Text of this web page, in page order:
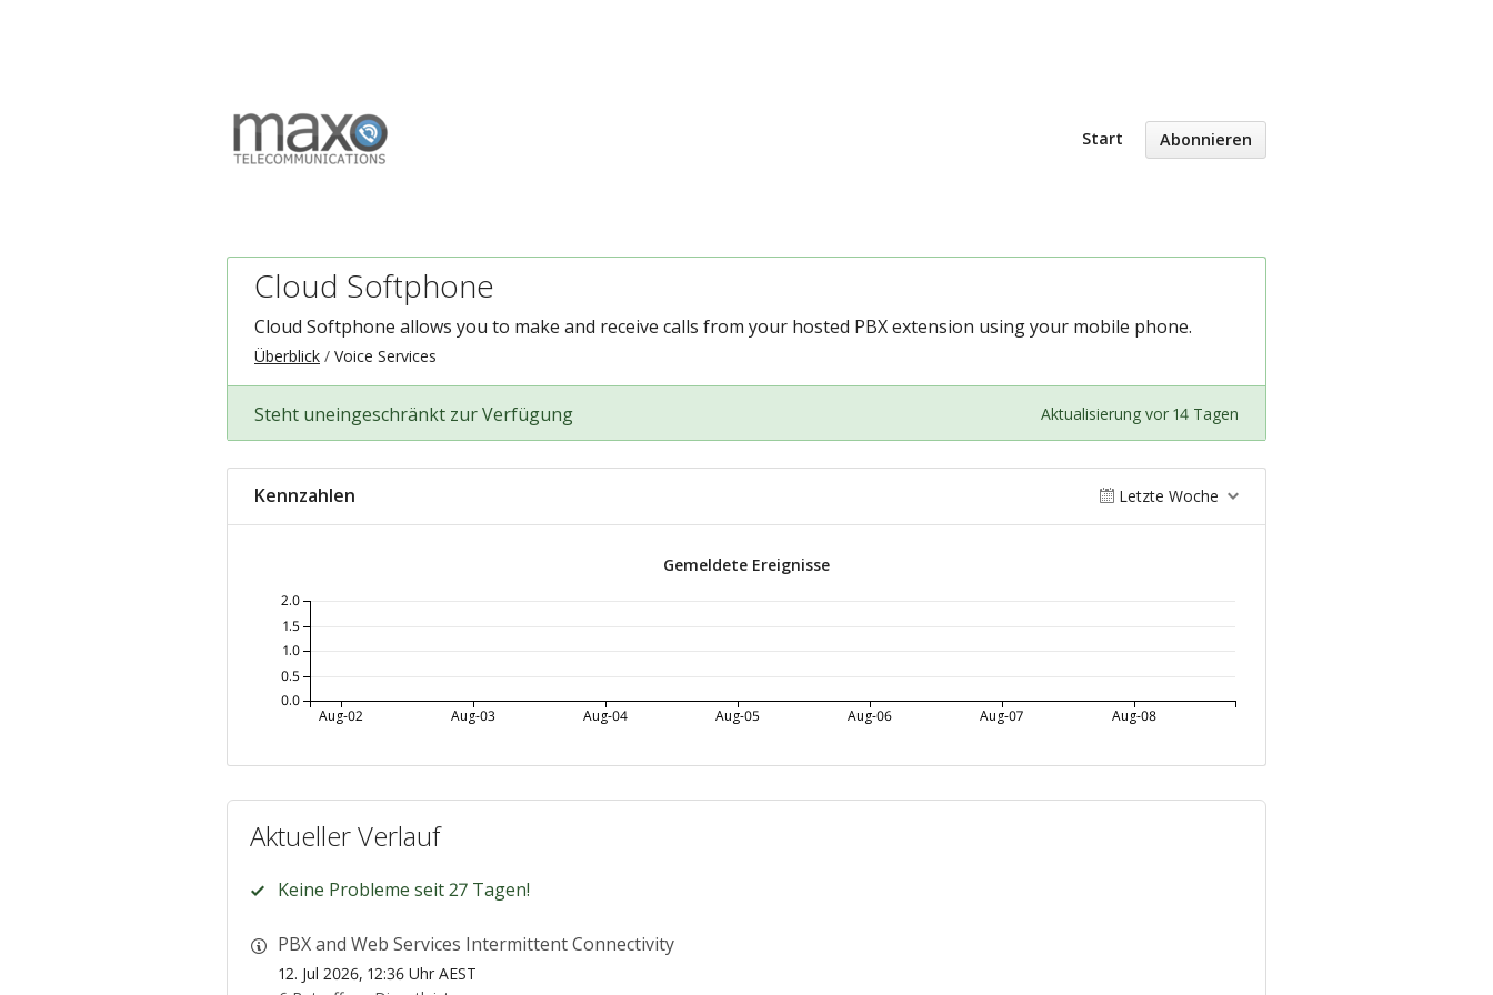
Start Abonnieren
Cloud Softphone
Cloud Softphone allows you to make and receive calls from your hosted PBX extension using your mobile phone.
Überblick Voice Services
Steht uneingeschränkt zur Verfügung Aktualisierung vor 14 Tagen
Kennzahlen Letzte Woche
Gemeldete Ereignisse
Aug-02 Aug-03 Aug-04 Aug-05 Aug-06 Aug-07 Aug-08
0.0
0.5
1.0
1.5
2.0
Aktueller Verlauf
Keine Probleme seit 27 Tagen!
PBX and Web Services Intermittent Connectivity
12. Jul 2026, 12:36 Uhr AEST